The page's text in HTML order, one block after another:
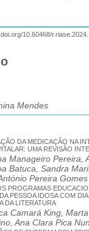
10.60468/
Mendes
DA MEDICAÇÃO NA
UMA REVISÃO
Manageiro Pereira,
Batuca, Sandra
Pereira Gomes
PROGRAMAS
PESSOA IDOSA COM
DA LITERATURA
Camará King,
Ana Clara Pica